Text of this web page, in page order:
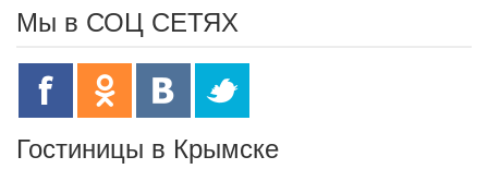
Мы в СОЦ СЕТЯХ
Гостиницы в Крымске